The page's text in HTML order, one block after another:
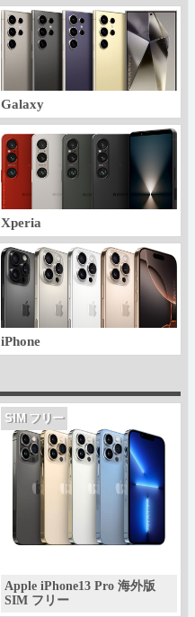
Galaxy
Xperia
iPhone
SIM フリー
Apple iPhone13 Pro 海外版
SIM フリー